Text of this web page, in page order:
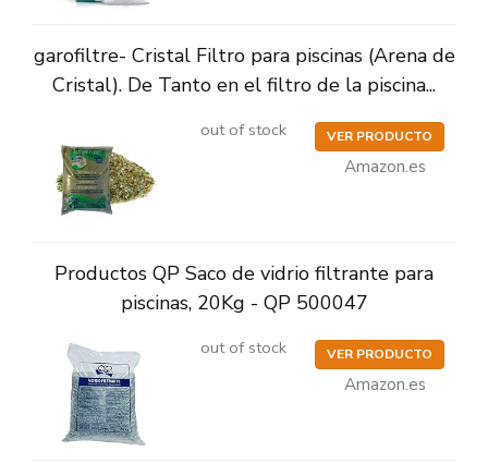
garofiltre- Cristal Filtro para piscinas (Arena de
Cristal). De Tanto en el filtro de la piscina...
out of stock VER PRODUCTO
Amazon.es
Productos QP Saco de vidrio filtrante para
piscinas, 20Kg - QP 500047
out of stock VER PRODUCTO
Amazon.es